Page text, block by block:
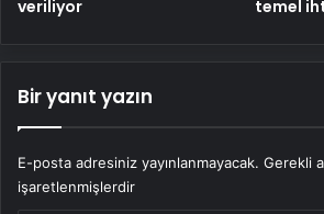
veriliyor temel
Bir yanıt yazın
E-posta adresiniz yayınlanmayacak. Gerekli
işaretlenmişlerdir